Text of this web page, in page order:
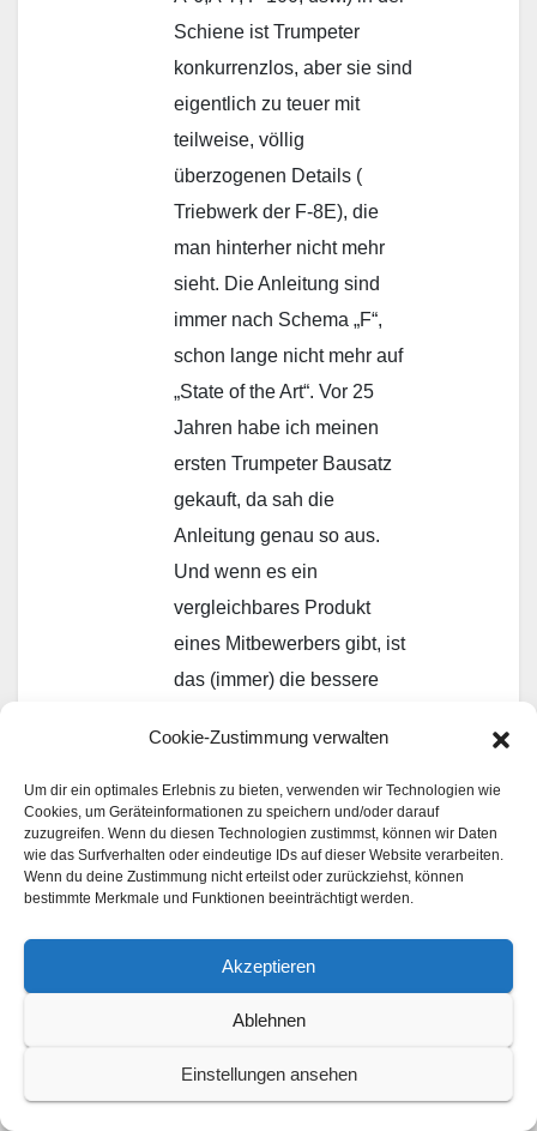
Cookie-Zustimmung verwalten
Um dir ein optimales Erlebnis zu bieten, verwenden wir Technologien wie
Cookies, um Geräteinformationen zu speichern und/oder darauf
zuzugreifen. Wenn du diesen Technologien zustimmst, können wir Daten
wie das Surfverhalten oder eindeutige IDs auf dieser Website verarbeiten.
Wenn du deine Zustimmung nicht erteilst oder zurückziehst, können
bestimmte Merkmale und Funktionen beeinträchtigt werden.
Akzeptieren
Ablehnen
Einstellungen ansehen
Schiene ist Trumpeter
konkurrenzlos, aber sie sind
eigentlich zu teuer mit
teilweise, völlig
überzogenen Details (
Triebwerk der F-8E), die
man hinterher nicht mehr
sieht. Die Anleitung sind
immer nach Schema „F“,
schon lange nicht mehr auf
„State of the Art“. Vor 25
Jahren habe ich meinen
ersten Trumpeter Bausatz
gekauft, da sah die
Anleitung genau so aus.
Und wenn es ein
vergleichbares Produkt
eines Mitbewerbers gibt, ist
das (immer) die bessere
Schreiben Sie einen
Kommentar
Ihre E-Mail-Adresse wird nicht veröffentlicht.
Erforderliche Felder sind mit*markiert